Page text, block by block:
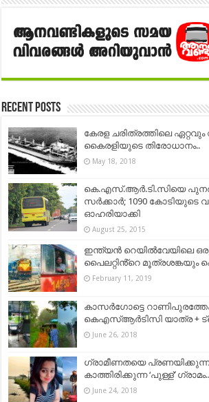
Recent Posts
കേരള ചരിത്രത്തിലെ
കൈരളിയുടെ തിരോധാനം..
May 18, 2018
കെ.എസ്‌.ആര്‍.ടി.സിയെ
സര്‍ക്കാര്‍; 1090 കോടിയുടെ
ഓഹരിയാക്കി
August 25, 2015
ഇന്ത്യൻ റെയിൽവേയിലെ
പൈലറ്റിൻ്റെ മൂത്രശങ്കയും
February 11, 2019
കാസർഗോട്ടെ
കെഎസ്ആർടിസി യാത്ര +
June 26, 2018
ഗ്രാമീണതയെ
കാത്തിരിക്കുന്ന ‘പുള്ള്’ ഗ്രാമം..
June 24, 2018